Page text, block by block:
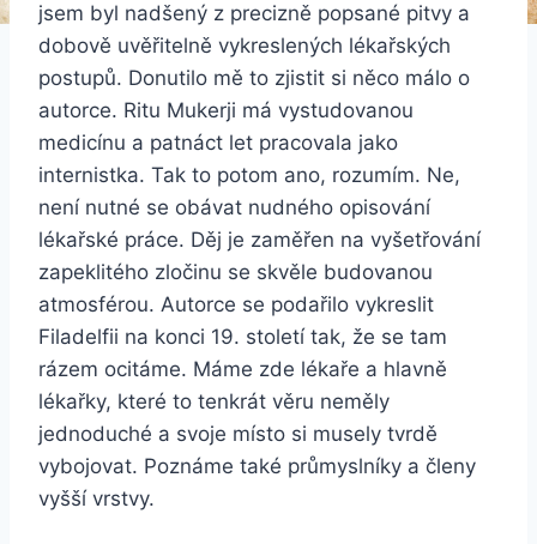
jsem byl nadšený z precizně popsané pitvy a
dobově uvěřitelně vykreslených lékařských
postupů. Donutilo mě to zjistit si něco málo o
autorce. Ritu Mukerji má vystudovanou
medicínu a patnáct let pracovala jako
internistka. Tak to potom ano, rozumím. Ne,
není nutné se obávat nudného opisování
lékařské práce. Děj je zaměřen na vyšetřování
zapeklitého zločinu se skvěle budovanou
atmosférou. Autorce se podařilo vykreslit
Filadelfii na konci 19. století tak, že se tam
rázem ocitáme. Máme zde lékaře a hlavně
lékařky, které to tenkrát věru neměly
jednoduché a svoje místo si musely tvrdě
vybojovat. Poznáme také průmyslníky a členy
vyšší vrstvy.